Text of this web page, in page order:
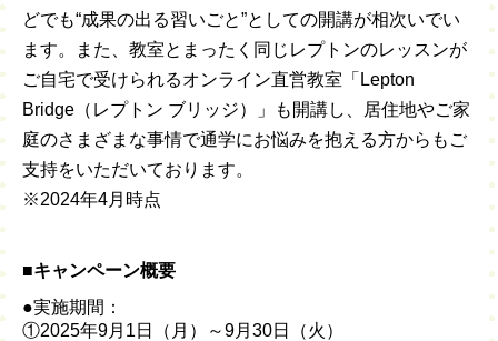
どでも“成果の出る習いごと”としての開講が相次いでい
ます。また、教室とまったく同じレプトンのレッスンが
ご自宅で受けられるオンライン直営教室「Lepton
Bridge（レプトン ブリッジ）」も開講し、居住地やご家
庭のさまざまな事情で通学にお悩みを抱える方からもご
支持をいただいております。
※2024年4月時点
■キャンペーン概要
●実施期間：
①2025年9月1日（月）～9月30日（火）